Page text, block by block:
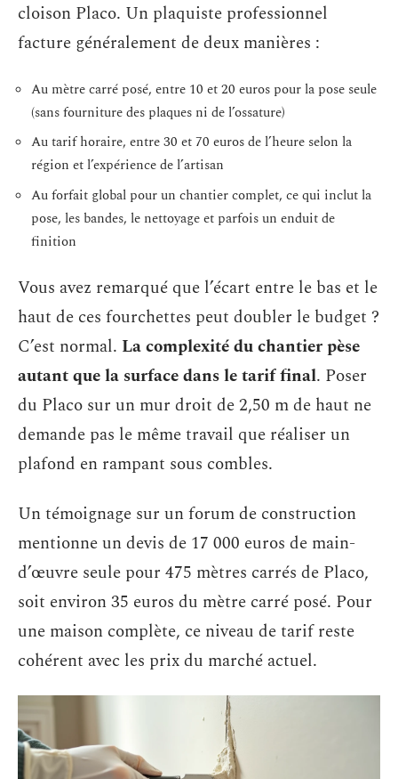
cloison Placo. Un plaquiste professionnel
facture généralement de deux manières :
Au mètre carré posé, entre 10 et 20 euros pour la pose seule
(sans fourniture des plaques ni de l’ossature)
Au tarif horaire, entre 30 et 70 euros de l’heure selon la
région et l’expérience de l’artisan
Au forfait global pour un chantier complet, ce qui inclut la
pose, les bandes, le nettoyage et parfois un enduit de
finition
Vous avez remarqué que l’écart entre le bas et le
haut de ces fourchettes peut doubler le budget ?
C’est normal. La complexité du chantier pèse
autant que la surface dans le tarif final. Poser
du Placo sur un mur droit de 2,50 m de haut ne
demande pas le même travail que réaliser un
plafond en rampant sous combles.
Un témoignage sur un forum de construction
mentionne un devis de 17 000 euros de main-
d’œuvre seule pour 475 mètres carrés de Placo,
soit environ 35 euros du mètre carré posé. Pour
une maison complète, ce niveau de tarif reste
cohérent avec les prix du marché actuel.